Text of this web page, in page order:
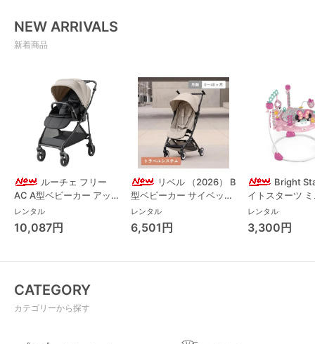
NEW ARRIVALS
新着商品
ルーチェ フリー
AC A型ベビーカー アッ
プリカ(Aprica) A型ベビ
ーカー アップリカ
(Aprica)
レンタル
10,087円
リベル （2026） B
型ベビーカー サイベック
ス(cybex)
レンタル
6,501円
Bright
イトスターツ
ス フォーエバ
レンド ジャン
パルー キッズ
レンタル
3,300円
CATEGORY
カテゴリーから探す